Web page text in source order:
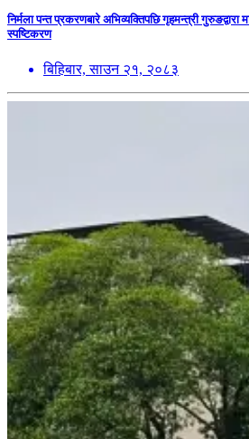
निर्मला पन्त प्रकरणबारे अभिव्यक्तिपछि गृहमन्त्री
स्पष्टिकरण
बिहिबार, साउन २१, २०८३